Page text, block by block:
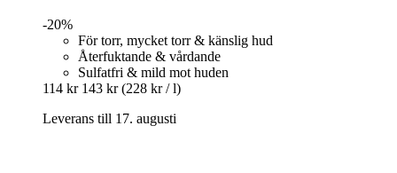
-20%
För torr, mycket torr & känslig hud
Återfuktande & vårdande
Sulfatfri & mild mot huden
114 kr 143 kr (228 kr / l)
Leverans till 17. augusti